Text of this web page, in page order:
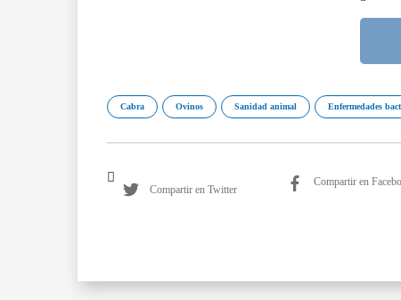
Cabra Ovinos Sanidad animal Enfermedades
Compartir en Twitter
Compartir en